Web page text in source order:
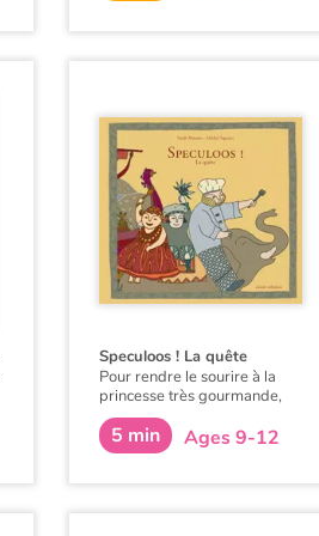
Speculoos ! La quête
Pour rendre le sourire à la
princesse très gourmande,
Maurice, le menestrel, se met
en quête des épices qui
composent le speculoos, un
5 min Ages 9-12